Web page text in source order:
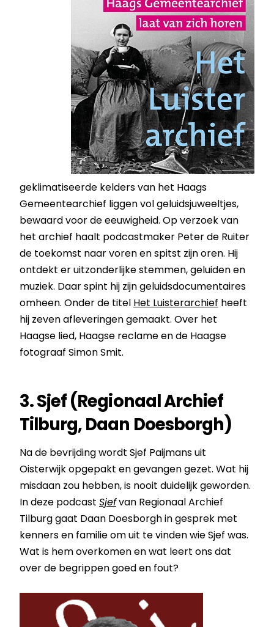
geklimatiseerde kelders van het Haags
Gemeentearchief liggen vol geluidsjuweeltjes,
bewaard voor de eeuwigheid. Op verzoek van
het archief haalt podcastmaker Peter de Ruiter
de toekomst naar voren en spitst zijn oren. Hij
ontdekt er uitzonderlijke stemmen, geluiden en
muziek. Daar spint hij zijn geluidsdocumentaires
omheen. Onder de titel Het Luisterarchief heeft
hij zeven afleveringen gemaakt. Over het
Haagse lied, Haagse reclame en de Haagse
fotograaf Simon Smit.
3. Sjef (Regionaal Archief
Tilburg, Daan Doesborgh)
Na de bevrijding wordt Sjef Paijmans uit
Oisterwijk opgepakt en gevangen gezet. Wat hij
misdaan zou hebben, is nooit duidelijk geworden.
In deze podcast Sjefvan Regionaal Archief
Tilburg gaat Daan Doesborgh in gesprek met
kenners en familie om uit te vinden wie Sjef was.
Wat is hem overkomen en wat leert ons dat
over de begrippen goed en fout?